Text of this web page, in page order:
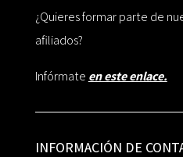
¿Quieres formar parte de
afiliados?
Infórmate en este enlace.
INFORMACIÓN DE